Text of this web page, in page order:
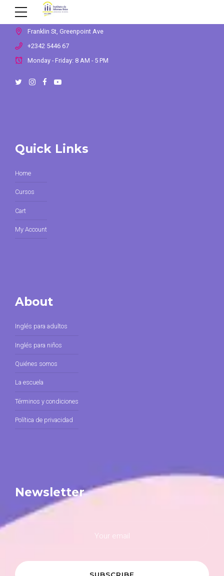
Contact us
Franklin St, Greenpoint Ave
+2342 5446 67
Monday - Friday: 8 AM - 5 PM
Quick Links
Home
Cursos
Cart
My Account
About
Inglés para adultos
Inglés para niños
Quiénes somos
La escuela
Términos y condiciones
Política de privacidad
Newsletter